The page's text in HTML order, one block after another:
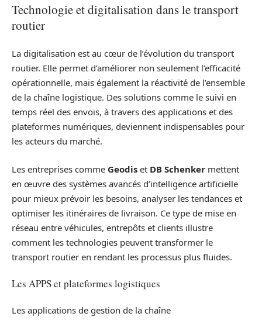
Technologie et digitalisation dans le transport
routier
La digitalisation est au cœur de l’évolution du transport
routier. Elle permet d’améliorer non seulement l’efficacité
opérationnelle, mais également la réactivité de l’ensemble
de la chaîne logistique. Des solutions comme le suivi en
temps réel des envois, à travers des applications et des
plateformes numériques, deviennent indispensables pour
les acteurs du marché.
Les entreprises comme Geodis et DB Schenker mettent
en œuvre des systèmes avancés d’intelligence artificielle
pour mieux prévoir les besoins, analyser les tendances et
optimiser les itinéraires de livraison. Ce type de mise en
réseau entre véhicules, entrepôts et clients illustre
comment les technologies peuvent transformer le
transport routier en rendant les processus plus fluides.
Les APPS et plateformes logistiques
Les applications de gestion de la chaîne